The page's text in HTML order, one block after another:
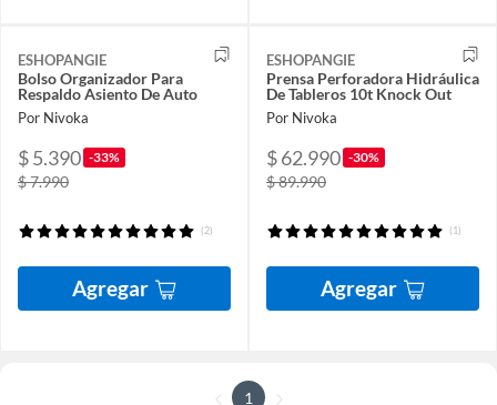
ESHOPANGIE
Bolso Organizador Para
Respaldo Asiento De Auto
Por Nivoka
$ 5.390 -33%
$ 7.990
(2)
Agregar
ESHOPANGIE
Prensa Perforadora Hidráulica
De Tableros 10t Knock Out
Por Nivoka
$ 62.990 -30%
$ 89.990
(1)
Agregar
1